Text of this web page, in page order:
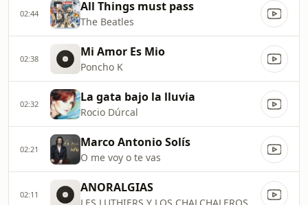
02:44 All Things must pass
The Beatles
02:38 Mi Amor Es Mio
Poncho K
02:32 La gata bajo la lluvia
Rocio Dúrcal
02:21 Marco Antonio Solís
O me voy o te vas
02:11 ANORALGIAS